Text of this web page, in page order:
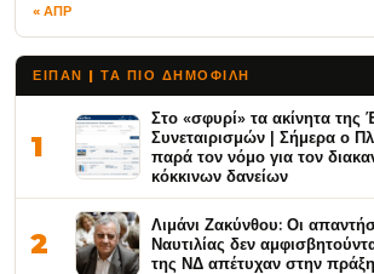
« ΑΠΡ
ΕΙΠΑΝ | ΤΑ ΠΙΟ ΔΗΜΟΦΙΛΉ
1
Στο «σφυρί» τα ακίνητα
Συνεταιρισμών | Σήμερα ο
παρά τον νόμο για τον
κόκκινων δανείων
2
Λιμάνι Ζακύνθου: Οι
Ναυτιλίας δεν
της ΝΔ απέτυχαν στην πράξη